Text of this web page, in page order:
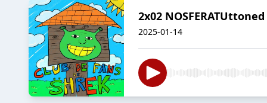
2x02
2025-01-14